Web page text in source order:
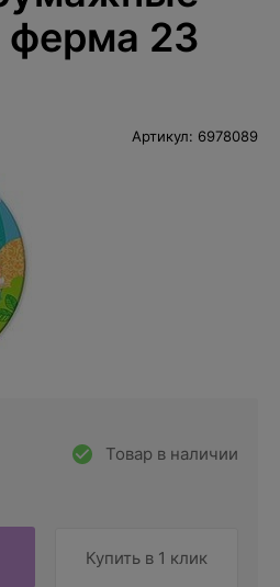
ферма 23
Артикул: 6978089
Товар в наличии
Купить в 1 клик